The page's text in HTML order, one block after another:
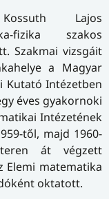
Lajos
fizika szakos
Szakmai vizsgáit
a Magyar
Kutató Intézetben
éves gyakornoki
Intézetének
től, majd 1960-
át végzett
Elemi matematika
oktatott.